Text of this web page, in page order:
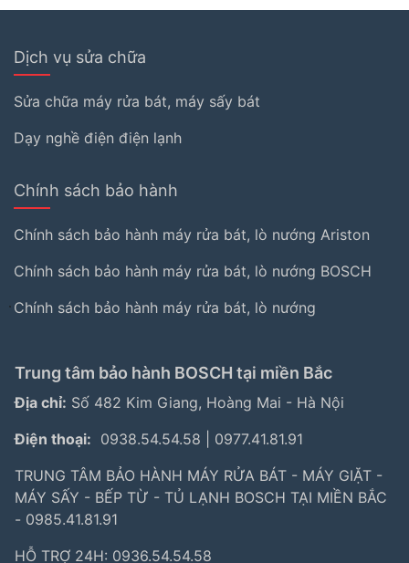
Dịch vụ sửa chữa
Sửa chữa máy rửa bát, máy sấy bát
Dạy nghề điện điện lạnh
Chính sách bảo hành
Chính sách bảo hành máy rửa bát, lò nướng Ariston
Chính sách bảo hành máy rửa bát, lò nướng BOSCH
Chính sách bảo hành máy rửa bát, lò nướng
Trung tâm bảo hành BOSCH tại miền Bắc
Địa chỉ: Số 482 Kim Giang, Hoàng Mai - Hà Nội
Điện thoại: 0938.54.54.58
0977.41.81.91
TRUNG TÂM BẢO HÀNH MÁY RỬA BÁT - MÁY GIẶT -
MÁY SẤY - BẾP TỪ - TỦ LẠNH BOSCH TẠI MIỀN BẮC
- 0985.41.81.91
HỖ TRỢ 24H: 0936.54.54.58